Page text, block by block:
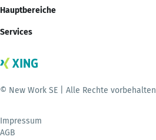
Hauptbereiche
Services
© New Work SE | Alle Rechte vorbehalten
Impressum
AGB